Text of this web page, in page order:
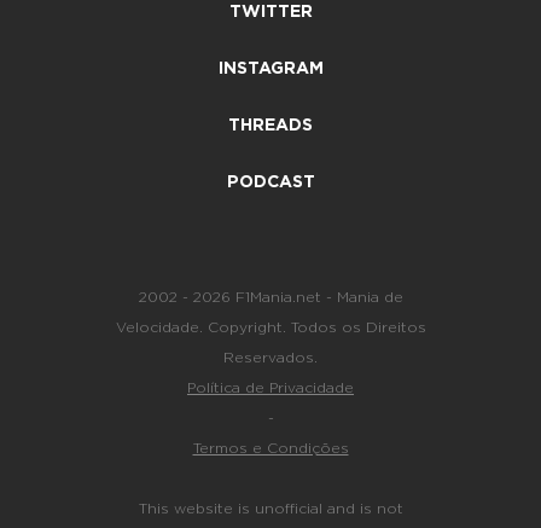
TWITTER
INSTAGRAM
THREADS
PODCAST
2002 - 2026 F1Mania.net - Mania de
Velocidade. Copyright. Todos os Direitos
Reservados.
Política de Privacidade
-
Termos e Condições
This website is unofficial and is not